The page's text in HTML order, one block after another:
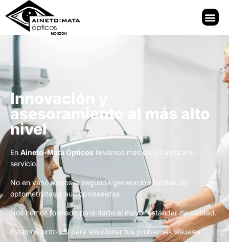
Innovación y
asesoramiento al más alto
nivel
En Aineto-Mata Ópticos llevamos más de 50 años a tu
servicio.
No en vano somos la segunda generación familiar de
optometristas y audioprotesistas.
Nos hemos formado para darte el mayor estándar de calidad.
Estamos junto a ti para solucionar tus problemas visuales